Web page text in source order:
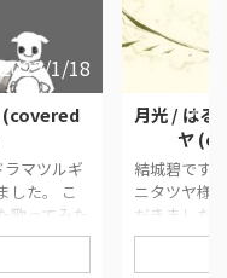
2022/1/18
(covered
マツルギ
した。 こ
ってみた
まとめてい
ドラマツ
月光 / はる
ヤ
結城碧です
ニタツヤ様
だきました
です。 この